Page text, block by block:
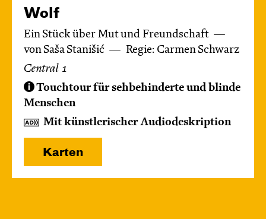
Wolf
Ein Stück über Mut und Freundschaft
von Saša Stanišić
Regie: Carmen Schwarz
Central 1
Touchtour für sehbehinderte und blinde
Menschen
Mit künstlerischer Audiodeskription
Karten